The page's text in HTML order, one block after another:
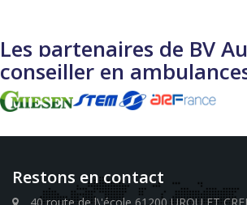
Les partenaires de BV
conseiller en
Restons en contact
40 route de l\'école 61200 UROU ET